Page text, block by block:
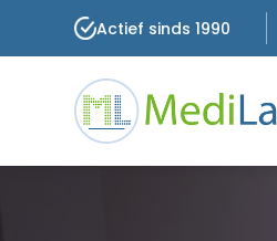
Actief sinds 1990